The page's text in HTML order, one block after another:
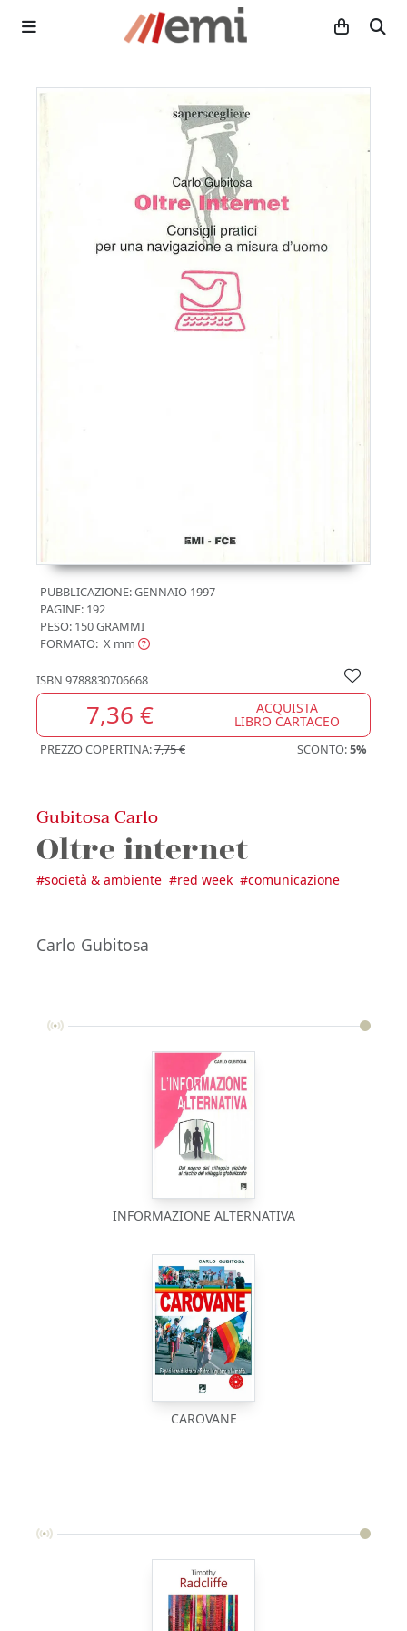
PUBBLICAZIONE:GENNAIO 1997
PAGINE: 192
PESO: 150 GRAMMI
FORMATO: X mm
ISBN 9788830706668
7,36 € ACQUISTA
LIBRO CARTACEO
PREZZO COPERTINA:7,75 € SCONTO:5%
Gubitosa Carlo
Oltre internet
#società & ambiente #red week #comunicazione
Carlo Gubitosa
INFORMAZIONE ALTERNATIVA
CAROVANE